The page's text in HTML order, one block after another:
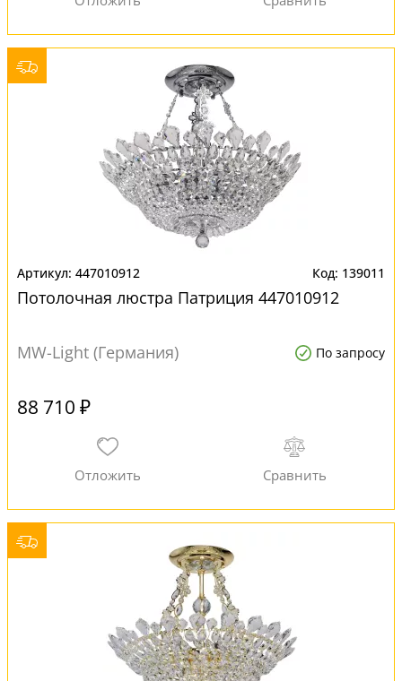
447010912 139011
Потолочная люстра Патриция 447010912
MW-Light (Германия) По запросу
88 710 ₽